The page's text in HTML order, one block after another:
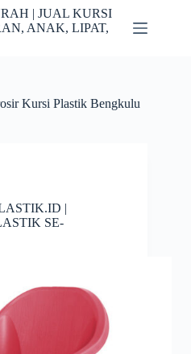
| JUAL KURSI
ANAK, LIPAT,
Kursi Plastik Bengkulu
|
SE-